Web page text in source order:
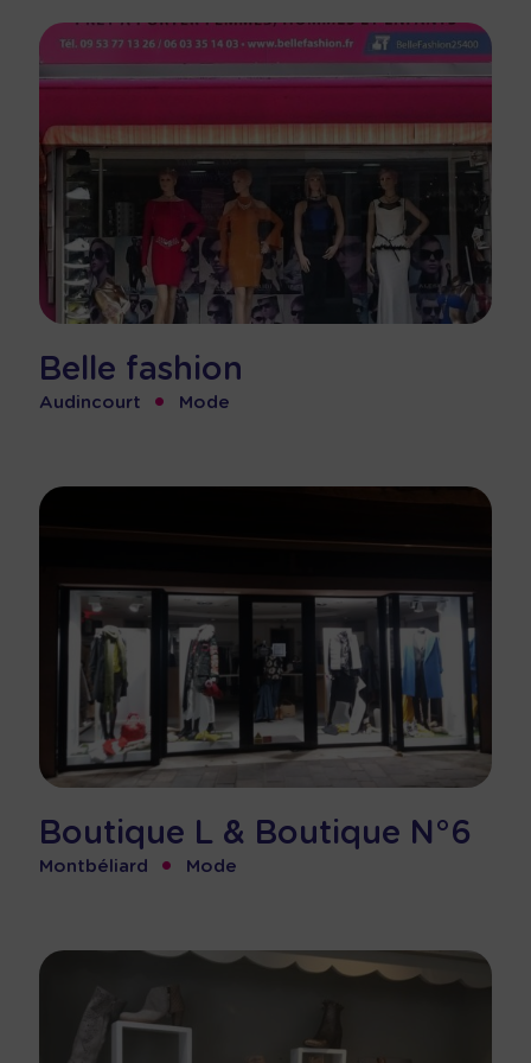
Belle fashion
Audincourt • Mode
Boutique L & Boutique N°6
Montbéliard • Mode